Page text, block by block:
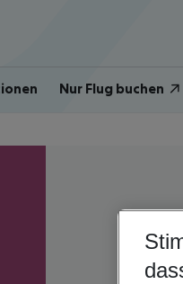
Nur Flug buchen